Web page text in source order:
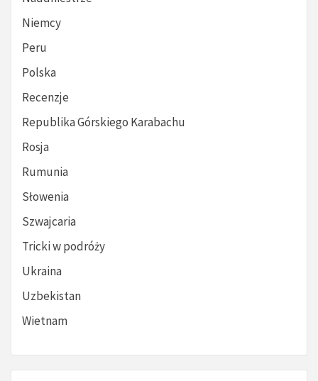
Niemcy
Peru
Polska
Recenzje
Republika Górskiego Karabachu
Rosja
Rumunia
Słowenia
Szwajcaria
Tricki w podróży
Ukraina
Uzbekistan
Wietnam